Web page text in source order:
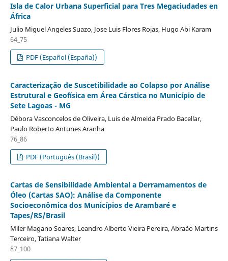
Isla de Calor Urbana Superficial para Tres Megaciudades en
África
Julio Miguel Angeles Suazo, Jose Luis Flores Rojas, Hugo Abi Karam
64_75
PDF (Español (España))
Caracterização de Suscetibilidade ao Colapso por Análise
Estrutural e Geofísica em Área Cárstica no Município de
Sete Lagoas - MG
Débora Vasconcelos de Oliveira, Luis de Almeida Prado Bacellar,
Paulo Roberto Antunes Aranha
76_86
PDF (Português (Brasil))
Cartas de Sensibilidade Ambiental a Derramamentos de
Óleo (Cartas SAO): Análise da Componente
Socioeconômica dos Municípios de Arambaré e
Tapes/RS/Brasil
Miler Magano Soares, Leandro Alberto Vieira Pereira, Abraão Martins
Terceiro, Tatiana Walter
87_100